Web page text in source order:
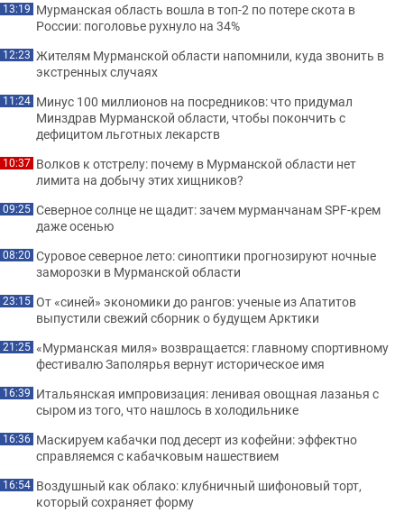
13:19 Мурманская область вошла в топ-2 по потере скота в
России: поголовье рухнуло на 34%
12:23 Жителям Мурманской области напомнили, куда звонить в
экстренных случаях
11:24 Минус 100 миллионов на посредников: что придумал
Минздрав Мурманской области, чтобы покончить с
дефицитом льготных лекарств
10:37 Волков к отстрелу: почему в Мурманской области нет
лимита на добычу этих хищников?
09:25 Северное солнце не щадит: зачем мурманчанам SPF-крем
даже осенью
08:20 Суровое северное лето: синоптики прогнозируют ночные
заморозки в Мурманской области
23:15 От «синей» экономики до рангов: ученые из Апатитов
выпустили свежий сборник о будущем Арктики
21:25 «Мурманская миля» возвращается: главному спортивному
фестивалю Заполярья вернут историческое имя
16:39 Итальянская импровизация: ленивая овощная лазанья с
сыром из того, что нашлось в холодильнике
16:36 Маскируем кабачки под десерт из кофейни: эффектно
справляемся с кабачковым нашествием
16:54 Воздушный как облако: клубничный шифоновый торт,
который сохраняет форму